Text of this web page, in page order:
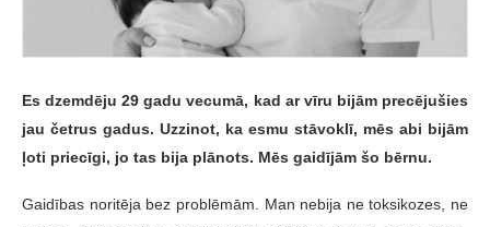
Es dzemdēju 29 gadu vecumā, kad ar vīru bijām precējušies
jau četrus gadus. Uzzinot, ka esmu stāvoklī, mēs abi bijām
ļoti priecīgi, jo tas bija plānots. Mēs gaidījām šo bērnu.
Gaidības noritēja bez problēmām. Man nebija ne toksikozes, ne